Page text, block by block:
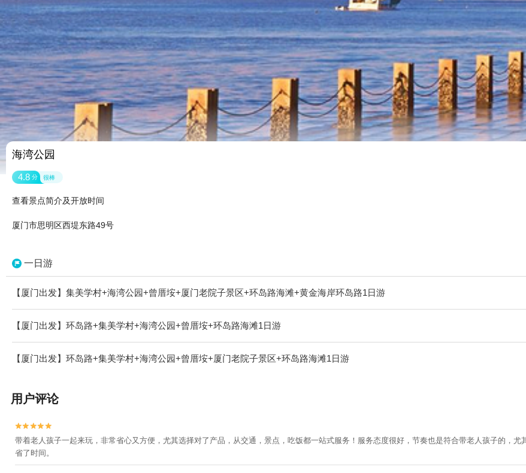
海湾公园
4.8 分 很棒
查看景点简介及开放时间
厦门市思明区西堤东路49号
一日游
【厦门出发】集美学村+海湾公园+曾厝垵+厦门老院子景区+环岛路海滩+黄金海岸环岛路1日游
【厦门出发】环岛路+集美学村+海湾公园+曾厝垵+环岛路海滩1日游
【厦门出发】环岛路+集美学村+海湾公园+曾厝垵+厦门老院子景区+环岛路海滩1日游
用户评论


带着老人孩子一起来玩，非常省心又方便，尤其选择对了产品，从交通，景点，吃饭都一站式服务！服务态度很好，节奏也是符合带老人孩子的，
省了时间。